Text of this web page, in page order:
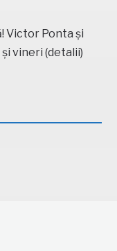
Victor Ponta și
vineri (detalii)